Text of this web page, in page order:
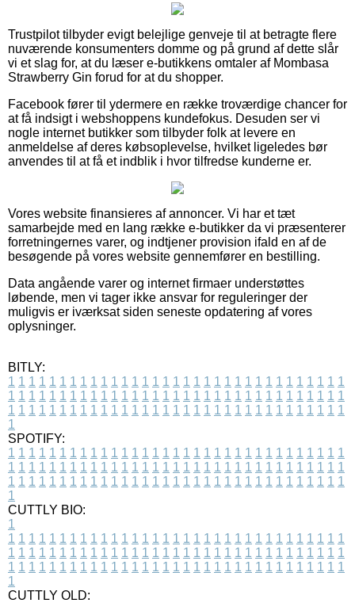
Trustpilot tilbyder evigt belejlige genveje til at betragte flere
nuværende konsumenters domme og på grund af dette slår
vi et slag for, at du læser e-butikkens omtaler af Mombasa
Strawberry Gin forud for at du shopper.
Facebook fører til ydermere en række troværdige chancer for
at få indsigt i webshoppens kundefokus. Desuden ser vi
nogle internet butikker som tilbyder folk at levere en
anmeldelse af deres købsoplevelse, hvilket ligeledes bør
anvendes til at få et indblik i hvor tilfredse kunderne er.
Vores website finansieres af annoncer. Vi har et tæt
samarbejde med en lang række e-butikker da vi præsenterer
forretningernes varer, og indtjener provision ifald en af de
besøgende på vores website gennemfører en bestilling.
Data angående varer og internet firmaer understøttes
løbende, men vi tager ikke ansvar for reguleringer der
muligvis er iværksat siden seneste opdatering af vores
oplysninger.
BITLY:
1 1 1 1 1 1 1 1 1 1 1 1 1 1 1 1 1 1 1 1 1 1 1 1 1 1 1 1 1 1 1 1 1
1 1 1 1 1 1 1 1 1 1 1 1 1 1 1 1 1 1 1 1 1 1 1 1 1 1 1 1 1 1 1 1 1
1 1 1 1 1 1 1 1 1 1 1 1 1 1 1 1 1 1 1 1 1 1 1 1 1 1 1 1 1 1 1 1 1
1
SPOTIFY:
1 1 1 1 1 1 1 1 1 1 1 1 1 1 1 1 1 1 1 1 1 1 1 1 1 1 1 1 1 1 1 1 1
1 1 1 1 1 1 1 1 1 1 1 1 1 1 1 1 1 1 1 1 1 1 1 1 1 1 1 1 1 1 1 1 1
1 1 1 1 1 1 1 1 1 1 1 1 1 1 1 1 1 1 1 1 1 1 1 1 1 1 1 1 1 1 1 1 1
1
CUTTLY BIO:
1
1 1 1 1 1 1 1 1 1 1 1 1 1 1 1 1 1 1 1 1 1 1 1 1 1 1 1 1 1 1 1 1 1
1 1 1 1 1 1 1 1 1 1 1 1 1 1 1 1 1 1 1 1 1 1 1 1 1 1 1 1 1 1 1 1 1
1 1 1 1 1 1 1 1 1 1 1 1 1 1 1 1 1 1 1 1 1 1 1 1 1 1 1 1 1 1 1 1 1
1
CUTTLY OLD: